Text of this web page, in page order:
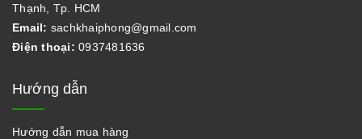
Thạnh, Tp. HCM
Email: sachkhaiphong@gmail.com
Điện thoại: 0937481636
Hướng dẫn
Hướng dẫn mua hàng